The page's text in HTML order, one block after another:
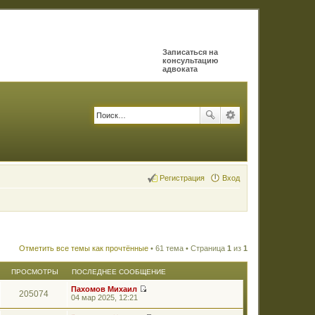
Записаться на
консультацию
адвоката
Вход
Регистрация
Отметить все темы как прочтённые • 61 тема • Страница 1 из 1
ПРОСМОТРЫ ПОСЛЕДНЕЕ СООБЩЕНИЕ
205074
Пахомов Михаил
р
04 мар 2025, 12:21